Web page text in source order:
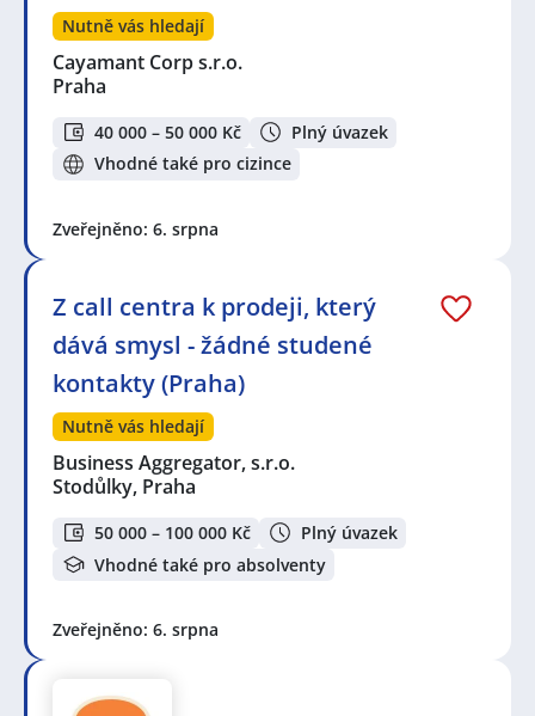
Nutně vás hledají
Cayamant Corp s.r.o.
Praha
40 000 – 50 000 Kč
Plný úvazek
Vhodné také pro cizince
Zveřejněno: 6. srpna
Z call centra k prodeji, který
dává smysl - žádné studené
kontakty (Praha)
Nutně vás hledají
Business Aggregator, s.r.o.
Stodůlky, Praha
50 000 – 100 000 Kč
Plný úvazek
Vhodné také pro absolventy
Zveřejněno: 6. srpna